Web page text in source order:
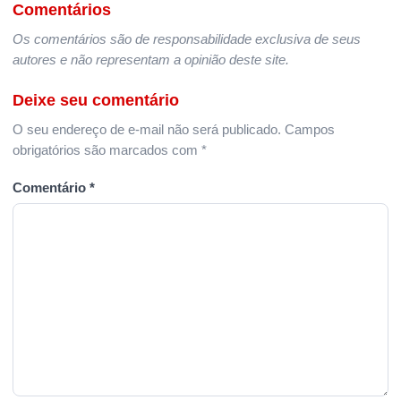
Comentários
Os comentários são de responsabilidade exclusiva de seus
autores e não representam a opinião deste site.
Deixe seu comentário
O seu endereço de e-mail não será publicado. Campos
obrigatórios são marcados com *
Comentário *